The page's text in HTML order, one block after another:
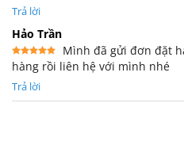
xếp
5 sao
Trả lời
Hảo Trần
Được xếp
hạng5 5
sao
Mình đã gửi đơn đặt
hàng rồi liên hệ với mình nhé
Trả lời